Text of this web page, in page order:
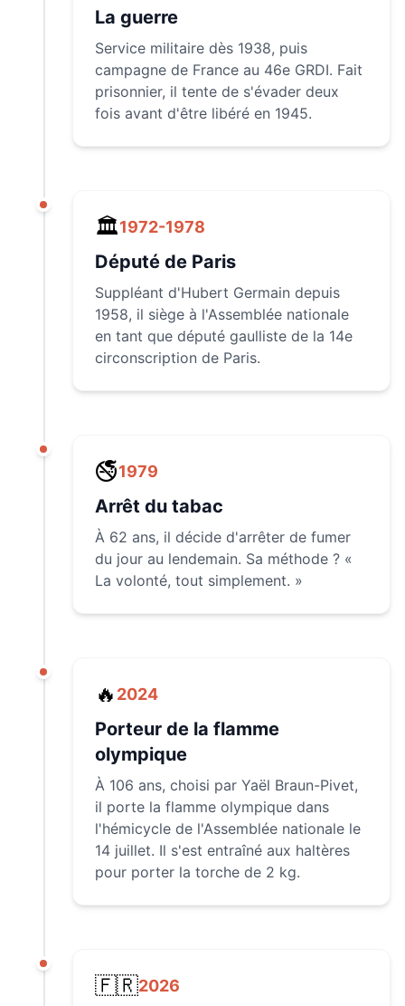
La guerre
Service militaire dès 1938, puis
campagne de France au 46e GRDI. Fait
prisonnier, il tente de s'évader deux
fois avant d'être libéré en 1945.
🏛️1972-1978
Député de Paris
Suppléant d'Hubert Germain depuis
1958, il siège à l'Assemblée nationale
en tant que député gaulliste de la 14e
circonscription de Paris.
🚭1979
Arrêt du tabac
À 62 ans, il décide d'arrêter de fumer
du jour au lendemain. Sa méthode ? «
La volonté, tout simplement. »
🔥 2024
Porteur de la flamme
olympique
À 106 ans, choisi par Yaël Braun-Pivet,
il porte la flamme olympique dans
l'hémicycle de l'Assemblée nationale le
14 juillet. Il s'est entraîné aux haltères
pour porter la torche de 2 kg.
🇫🇷2026